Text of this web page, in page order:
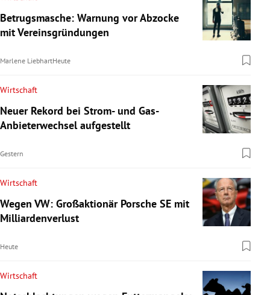
Betrugsmasche: Warnung vor Abzocke
mit Vereinsgründungen
Marlene LiebhartHeute
Wirtschaft
Neuer Rekord bei Strom- und Gas-
Anbieterwechsel aufgestellt
Gestern
Wirtschaft
Wegen VW: Großaktionär Porsche SE mit
Milliardenverlust
Heute
Wirtschaft